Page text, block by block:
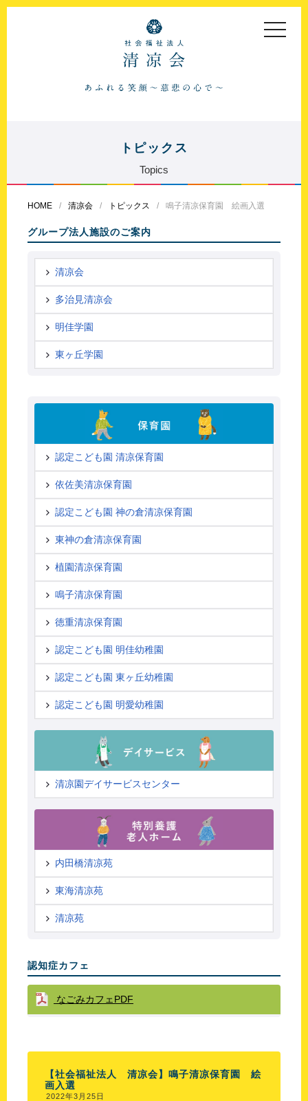
toggle
トピックス
Topics
HOME 清凉会 トピックス 鳴子清凉保育園 絵画入選
グループ法人施設のご案内
清凉会
多治見清凉会
明佳学園
東ヶ丘学園
認定こども園 清凉保育園
依佐美清凉保育園
認定こども園 神の倉清凉保育園
東神の倉清凉保育園
植園清凉保育園
鳴子清凉保育園
徳重清凉保育園
認定こども園 明佳幼稚園
認定こども園 東ヶ丘幼稚園
認定こども園 明愛幼稚園
清凉園デイサービスセンター
内田橋清凉苑
東海清凉苑
清凉苑
認知症カフェ
なごみカフェPDF
【社会福祉法人 清凉会】鳴子清凉保育園 絵
画入選
2022年3月25日